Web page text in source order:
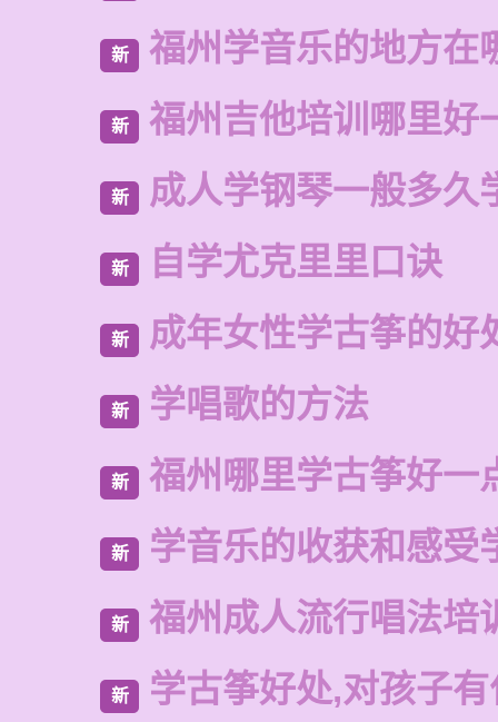
新 福州学音乐的地方在
新 福州吉他培训哪里好
新 成人学钢琴一般多久
新 自学尤克里里口诀
新 成年女性学古筝的好
新 学唱歌的方法
新 福州哪里学古筝好一
新 学音乐的收获和感受
新 福州成人流行唱法培
新 学古筝好处,对孩子